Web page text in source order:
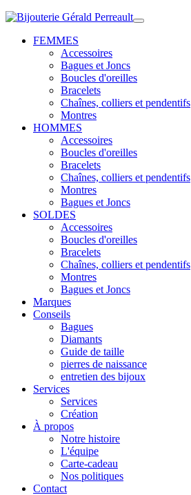
FEMMES
Accessoires
Bagues et Joncs
Boucles d'oreilles
Bracelets
Chaînes, colliers et pendentifs
Montres
HOMMES
Accessoires
Boucles d'oreilles
Bracelets
Chaînes, colliers et pendentifs
Montres
Bagues et Joncs
SOLDES
Accessoires
Boucles d'oreilles
Bracelets
Chaînes, colliers et pendentifs
Montres
Bagues et Joncs
Marques
Conseils
Bagues
Diamants
Guide de taille
pierres de naissance
entretien des bijoux
Services
Services
Création
À propos
Notre histoire
L'équipe
Carte-cadeau
Nos politiques
Contact